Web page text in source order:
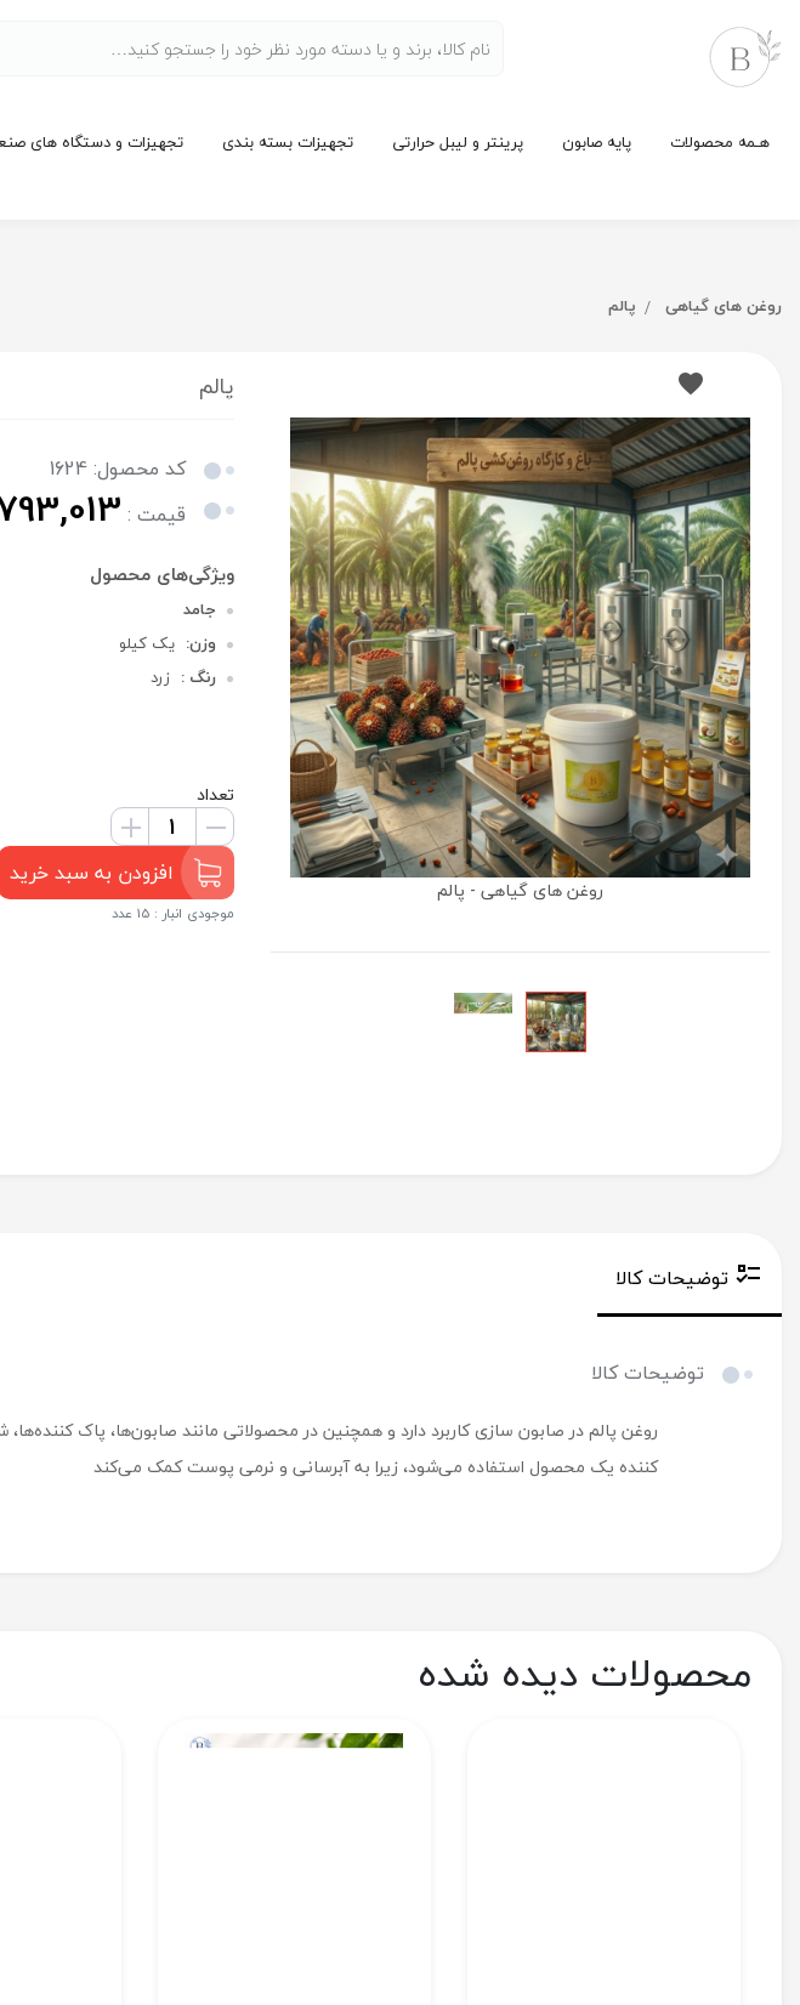
هـمه محصولات پایه صابون پرینتر و لیبل حرارتی تجهیزات بسته بندی تجهیزات و دستگاه های
روغن های گیاهی پالم
روغن های گیاهی - پالم
پالم
کد محصول: 1624
قیمت : 793,013
جامد
وزن: یک کیلو
رنگ : زرد
تعداد
افزودن به سبد خرید
موجودی انبار : 15 عدد
توضیحات کالا
توضیحات کالا
روغن پالم در صابون سازی کاربرد دارد و همچنین در محصولاتی مانند صابون‌ها، پاک
کننده یک محصول استفاده می‌شود، زیرا به آبرسانی و نرمی پوست کمک می‌کند
محصولات دیده شده